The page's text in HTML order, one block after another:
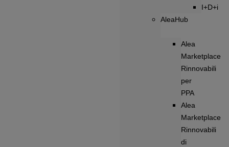
I+D+i
AleaHub
Alea
Marketplace
Rinnovabili
per
PPA
Alea
Marketplace
Rinnovabili
di